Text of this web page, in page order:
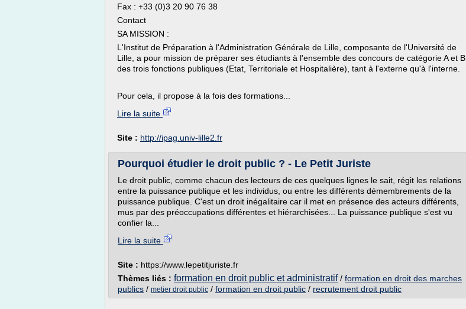
Fax : +33 (0)3 20 90 76 38
Contact
SA MISSION :
L'Institut de Préparation à l'Administration Générale de Lille, composante de l'Université de
Lille, a pour mission de préparer ses étudiants à l'ensemble des concours de catégorie A et B
des trois fonctions publiques (Etat, Territoriale et Hospitalière), tant à l'externe qu'à l'interne.
Pour cela, il propose à la fois des formations...
Lire la suite
Site : http://ipag.univ-lille2.fr
Pourquoi étudier le droit public ? - Le Petit Juriste
Le droit public, comme chacun des lecteurs de ces quelques lignes le sait, régit les relations
entre la puissance publique et les individus, ou entre les différents démembrements de la
puissance publique. C'est un droit inégalitaire car il met en présence des acteurs différents,
mus par des préoccupations différentes et hiérarchisées... La puissance publique s'est vu
confier la...
Lire la suite
Site : https://www.lepetitjuriste.fr
Thèmes liés : formation en droit public et administratif/ formation en droit des marches
publics / metier droit public / formation en droit public / recrutement droit public